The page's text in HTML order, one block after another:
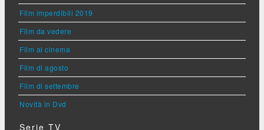
Film imperdibili 2019
Film da vedere
Film al cinema
Film di agosto
Film di settembre
Novità in Dvd
Serie TV